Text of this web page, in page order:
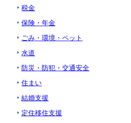
税金
保険・年金
ごみ・環境・ペット
水道
防災・防犯・交通安全
住まい
結婚支援
定住移住支援